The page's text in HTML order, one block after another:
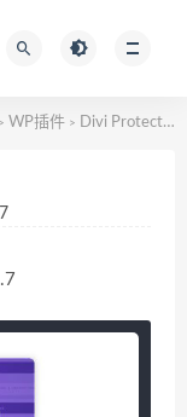
> WP插件 > Divi Protect – 密码保护内容插件 – v2.2.7